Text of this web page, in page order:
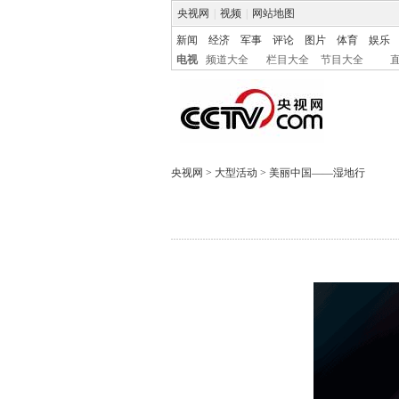
央视网 视频 网站地图
新闻 经济 军事 评论 图片 体育
娱乐
电视
频道大全 栏目大全 节目大全
央视网 > 大型活动 > 美丽中国——湿地行